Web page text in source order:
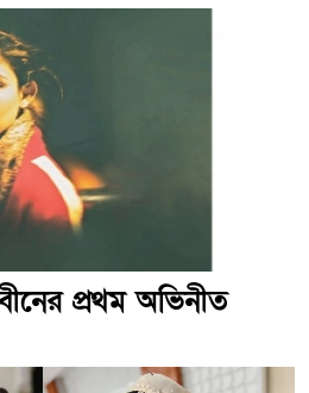
প্রথম অভিনীত